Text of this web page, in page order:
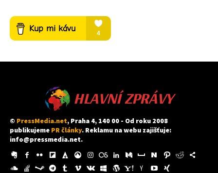
HLAVNÍ ZPRÁVY
© PressMedia.net, Praha 4, 140 00 - Od roku 2008
publikujeme PR články. Reklamu na webu zajišťuje:
info@pressmedia.net.